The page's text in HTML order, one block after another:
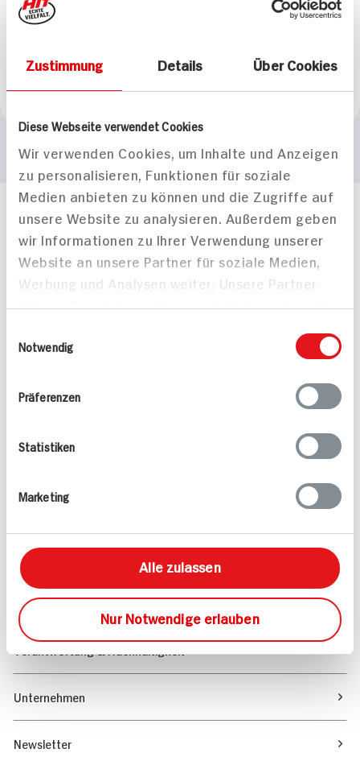
Zustimmung Details Über Cookies
Diese Webseite verwendet Cookies
Wir verwenden Cookies, um Inhalte und Anzeigen
zu personalisieren, Funktionen für soziale
Medien anbieten zu können und die Zugriffe auf
unsere Website zu analysieren. Außerdem geben
wir Informationen zu Ihrer Verwendung unserer
Website an unsere Partner für soziale Medien,
Werbung und Analysen weiter. Unsere Partner
führen diese Informationen möglicherweise mit
bereitgestellt haben oder die sie im Rahmen
Notwendig
Präferenzen
Statistiken
Marketing
Alle zulassen
Nur Notwendige erlauben
Marke
Häufig gestellte Fragen
Mehr Informationen in unserem FAQ
kontakt
hit.de
Wir beantworten gerne Ihre Fragen
Folgen Sie uns auf TikTok
Marktfinder
Unser Magazin
Unternehmen
Newsletter